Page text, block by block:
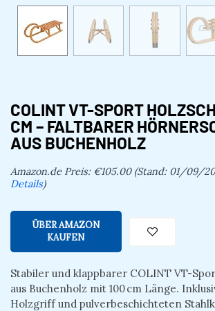
COLINT VT-SPORT
CM – FALTBARER
AUS BUCHENHOLZ
Amazon.de Preis: €105.00(Stand: 01/09/
Details)
ÜBER AMAZON
KAUFEN
Stabiler und klappbarer COLINT VT-
aus Buchenholz mit 100 cm Länge.
Holzgriff und pulverbeschichteten